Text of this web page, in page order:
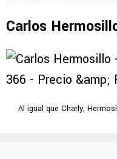
Carlos
Al igual que Charly,